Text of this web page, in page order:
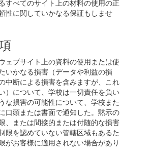
すべてのサイト上の材料の使用の正
性に関していかなる保証もしませ
ェブサイト上の資料の使用または使
いかなる損害（データや利益の損
中断による損害を含みますが、これ
）について、学校は一切責任を負い
な損害の可能性について、学校また
口頭または書面で通知した。黙示の
、または間接的または付随的な損害
限を認めていない管轄区域もあるた
がお客様に適用されない場合があり